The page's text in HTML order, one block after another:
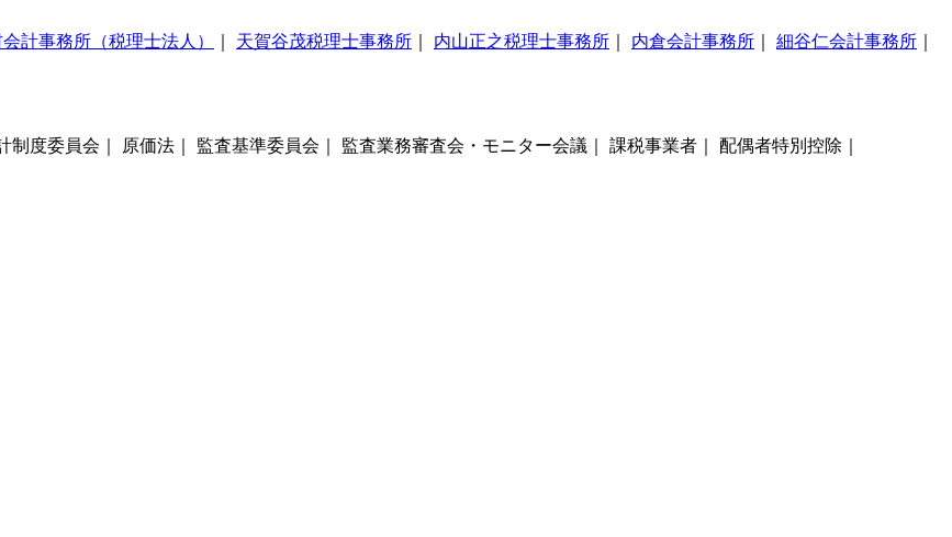
会計事務所（税理士法人） 天賀谷茂税理士事務所 内山正之税理士事務所 内倉会計事務所 細谷仁会計事務所
度委員会｜ 原価法｜ 監査基準委員会｜ 監査業務審査会・モニター会議｜ 課税事業者｜ 配偶者特別控除｜